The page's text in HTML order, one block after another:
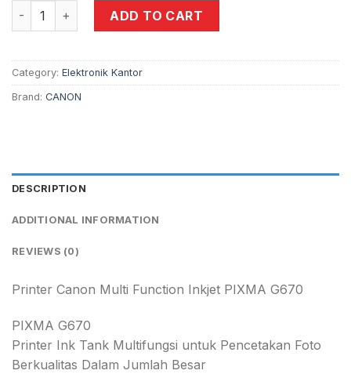
Printer AIO Canon G670 Multi Function Inkjet Print Scan
ADD TO CART
Category: Elektronik Kantor
Brand: CANON
DESCRIPTION
ADDITIONAL INFORMATION
REVIEWS (0)
Printer Canon Multi Function Inkjet PIXMA G670
PIXMA G670
Printer Ink Tank Multifungsi untuk Pencetakan Foto
Berkualitas Dalam Jumlah Besar